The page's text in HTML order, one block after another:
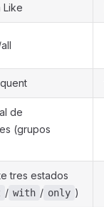
Like
de
(grupos
tres estados
/ with / only )